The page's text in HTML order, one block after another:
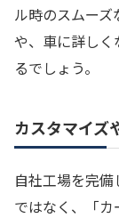
ル時のスムー
や、車に詳し
るでしょう。
カスタマイズ
自社工場を完備
ではなく、「